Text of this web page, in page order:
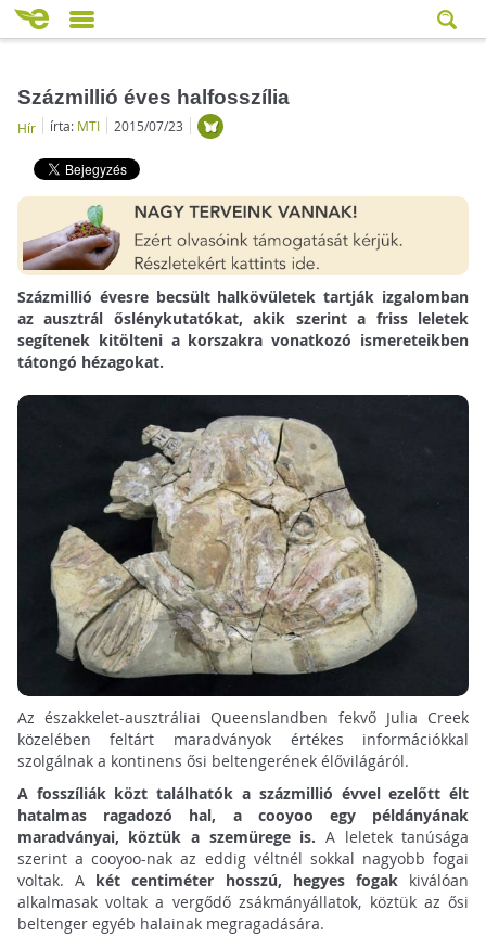
Százmillió éves halfosszília
Hír írta: MTI 2015/07/23
Százmillió évesre becsült halkövületek tartják izgalomban
az ausztrál őslénykutatókat, akik szerint a friss leletek
segítenek kitölteni a korszakra vonatkozó ismereteikben
tátongó hézagokat.
Az északkelet-ausztráliai Queenslandben fekvő Julia Creek
közelében feltárt maradványok értékes információkkal
szolgálnak a kontinens ősi beltengerének élővilágáról.
A fosszíliák közt találhatók a százmillió évvel ezelőtt élt
hatalmas ragadozó hal, a cooyoo egy példányának
maradványai, köztük a szemürege is. A leletek tanúsága
szerint a cooyoo-nak az eddig véltnél sokkal nagyobb fogai
voltak. A két centiméter hosszú, hegyes fogak kiválóan
alkalmasak voltak a vergődő zsákmányállatok, köztük az ősi
beltenger egyéb halainak megragadására.